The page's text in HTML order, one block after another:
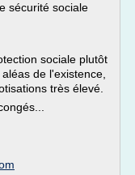
sécurité sociale
sociale plutôt
de l'existence,
très élevé.